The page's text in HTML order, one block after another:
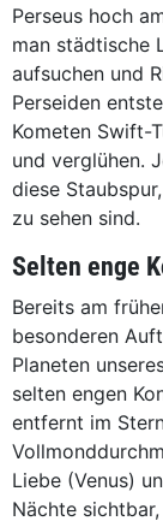
Perseus hoch
man städtische
aufsuchen und
Perseiden
Kometen Swift-
und verglühen.
diese
zu sehen sind.
Selten enge
Bereits am
besonderen
Planeten
selten engen
entfernt im
Liebe (Venus)
Nächte